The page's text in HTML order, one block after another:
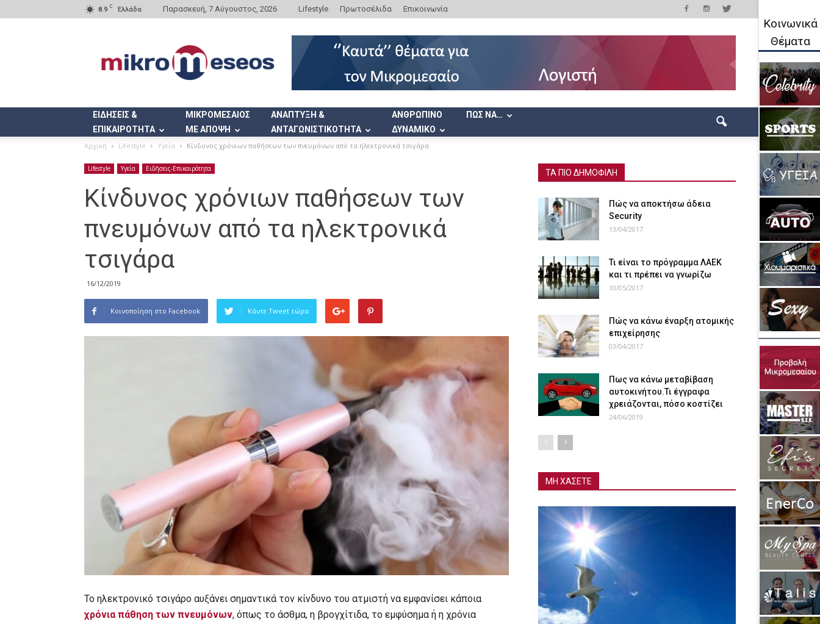
8.9 C Ελλάδα Παρασκευή, 7 Αύγουστος, 2026 Lifestyle Πρωτοσέλιδα Επικοινωνία
ΕΙΔΗΣΕΙΣ &
ΕΠΙΚΑΙΡΟΤΗΤΑ
ΜΙΚΡΟΜΕΣΑΙΟΣ
ΜΕ ΑΠΟΨΗ
ΑΝΑΠΤΥΞΗ &
ΑΝΤΑΓΩΝΙΣΤΙΚΟΤΗΤΑ
ΑΝΘΡΩΠΙΝΟ
ΔΥΝΑΜΙΚΟ
ΠΩΣ ΝΑ…
Αρχική Lifestyle Υγεία Κίνδυνος χρόνιων παθήσεων των πνευμόνων από τα ηλεκτρονικά τσιγάρα
Lifestyle Υγεία Ειδήσεις-Επικαιρότητα
Κίνδυνος χρόνιων παθήσεων των
πνευμόνων από τα ηλεκτρονικά
τσιγάρα
16/12/2019
Κοινοποίηση στο Facebook Κάντε Tweet τώρα
Το ηλεκτρονικό τσιγάρο αυξάνει σημαντικά τον κίνδυνο του ατμιστή να εμφανίσει κάποια
χρόνια πάθηση των πνευμόνων, όπως το άσθμα, η βρογχίτιδα, το εμφύσημα ή η χρόνια
ΤΑ ΠΙΟ ΔΗΜΟΦΙΛΗ
Πώς να αποκτήσω άδεια
Security
13/04/2017
Τι είναι το πρόγραμμα ΛΑΕΚ
και τι πρέπει να γνωρίζω
10/05/2017
Πώς να κάνω έναρξη ατομικής
επιχείρησης
03/04/2017
Πως να κάνω μεταβίβαση
αυτοκινήτου.Τι έγγραφα
χρειάζονται, πόσο κοστίζει
24/06/2019
ΜΗ ΧΑΣΕΤΕ
Κοινωνικά
Θέματα